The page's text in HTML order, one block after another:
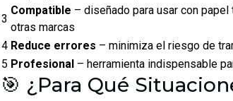
3
Compatible – diseñado para usar con
otras marcas
4 Reduce errores – minimiza el riesgo de
5 Profesional – herramienta indispensable
🎯 ¿Para Qué